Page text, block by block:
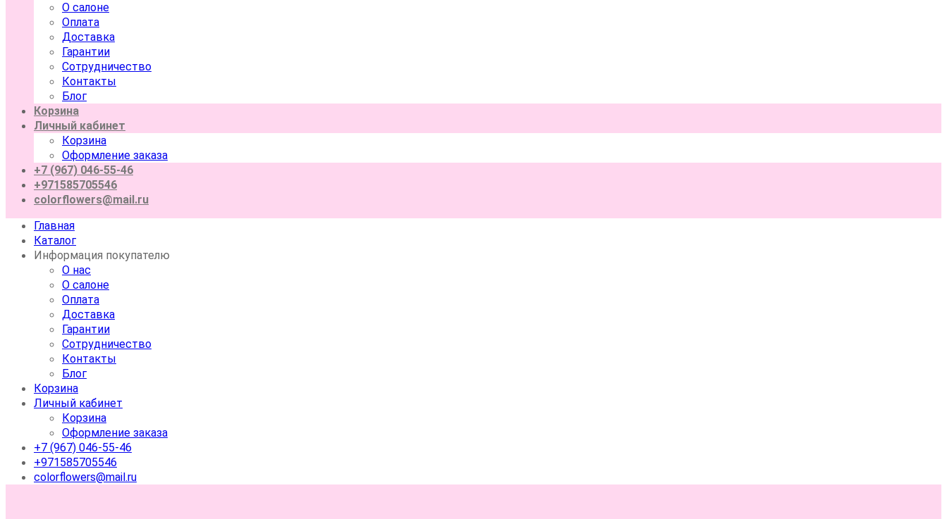
О салоне
Оплата
Доставка
Гарантии
Сотрудничество
Контакты
Блог
Корзина
Личный кабинет
Корзина
Оформление заказа
+7 (967) 046-55-46
+971585705546
colorflowers@mail.ru
Главная
Каталог
Информация покупателю
О нас
О салоне
Оплата
Доставка
Гарантии
Сотрудничество
Контакты
Блог
Корзина
Личный кабинет
Корзина
Оформление заказа
+7 (967) 046-55-46
+971585705546
colorflowers@mail.ru